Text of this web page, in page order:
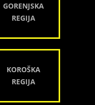
GORENJSKA
REGIJA
KOROŠKA
REGIJA